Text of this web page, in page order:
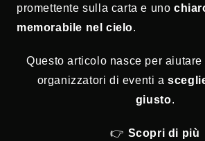
promettente sulla carta e uno
memorabile nel cielo.
Questo articolo nasce per
organizzatori di eventi a
giusto.
👉 Scopri di più